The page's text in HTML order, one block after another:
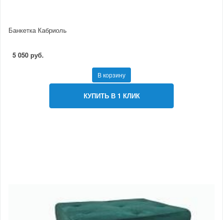
Банкетка Кабриоль
5 050 руб.
В корзину
КУПИТЬ В 1 КЛИК